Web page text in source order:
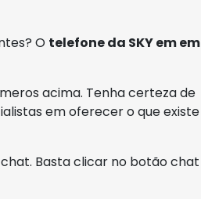
O telefone da SKY em em
acima. Tenha certeza de
em oferecer o que existe
Basta clicar no botão chat